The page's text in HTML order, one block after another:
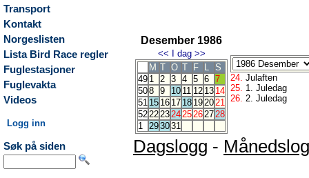
Transport
Kontakt
Norgeslisten
Lista Bird Race regler
Fuglestasjoner
Fuglevakta
Videos
Logg inn
Søk på siden
Desember 1986
<< I dag >>
M T O T F L
S
49 1 2 3 4 5 6 7
508 9 10 11 12 13 14
51 15 16 17 18 192021
5222232425262728
1 293031
24. Julaften
25. 1. Juledag
26. 2. Juledag
Dagslogg -